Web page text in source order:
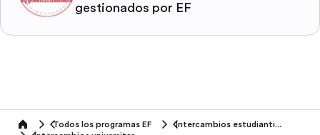
gestionados por EF
home Todos los programas EF
Intercambios estudiantiles